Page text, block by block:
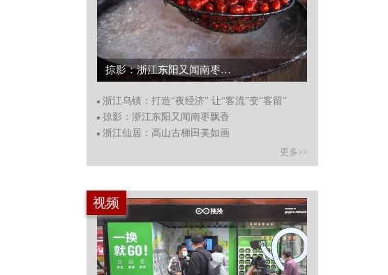
掠影：浙江东阳又闻南枣飘香...
浙江乌镇：打造“夜经济” 让“客流”变“客留”
掠影：浙江东阳又闻南枣飘香
浙江仙居：高山古梯田美如画
更多>>
视频